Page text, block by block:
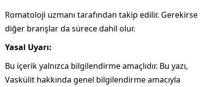
Romatoloji uzmanı tarafından takip edilir. Gerekirse
diğer branşlar da sürece dahil olur.
Yasal Uyarı:
Bu içerik yalnızca bilgilendirme amaçlıdır. Bu yazı,
Vaskülit hakkında genel bilgilendirme amacıyla